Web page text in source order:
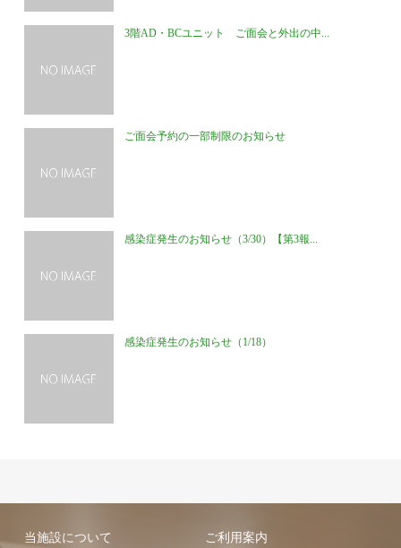
3階AD・BCユニット ご面会と外出の中...
ご面会予約の一部制限のお知らせ
感染症発生のお知らせ（3/30）【第3報...
感染症発生のお知らせ（1/18）
当施設について ご利用案内